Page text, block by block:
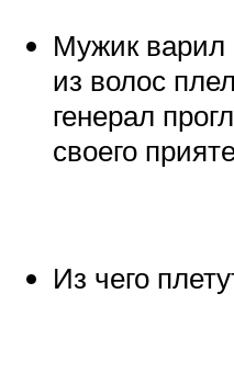
Мужик варил
из волос
генерал
своего
Из чего